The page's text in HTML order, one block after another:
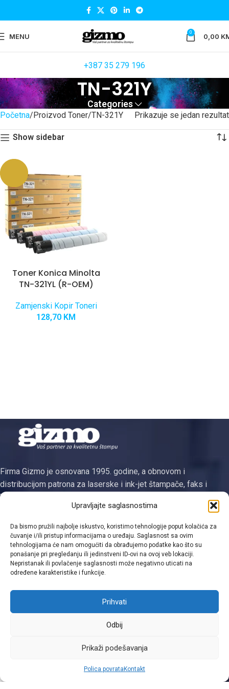
Upravljajte saglasnostima
Da bismo pružili najbolje iskustvo, koristimo tehnologije poput kolačića za
čuvanje i/ili pristup informacijama o uređaju. Saglasnost sa ovim
tehnologijama će nam omogućiti da obrađujemo podatke kao što su
ponašanje pri pregledanju ili jedinstveni ID-ovi na ovoj veb lokaciji.
Nepristanak ili povlačenje saglasnosti može negativno uticati na
određene karakteristike i funkcije.
Prihvati
Odbij
Prikaži podešavanja
Polica povrata Kontakt
MENU 0 0,00
+387 35 279 196
TN-321Y
Categories
Početna Proizvod Toner TN-321Y Prikazuje se jedan rezultat
Show sidebar
Toner Konica Minolta
TN-321YL (R-OEM)
Zamjenski Kopir Toneri
128,70 KM
Firma Gizmo je osnovana 1995. godine, a obnovom i
distribucijom patrona za laserske i ink-jet štampače, faks i
kopirne uređaje se bavi od 2003. godine. Jedina smo
registrovana firma za proizvodnju tonera i ketridža na području
Tuzlanskog kantona
Kategorije
Linkovi
Kontakt informacije
Viber